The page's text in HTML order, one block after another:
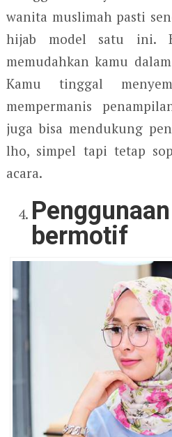
wanita muslimah pasti
hijab model satu ini.
memudahkan kamu
Kamu tinggal
mempermanis
juga bisa mendukung
lho, simpel tapi tetap
acara.
bermotif